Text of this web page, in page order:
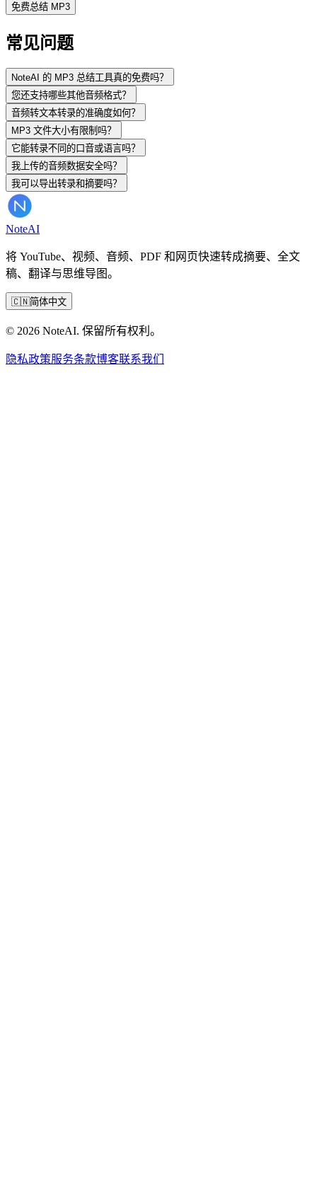
免费总结 MP3
常见问题
NoteAI 的 MP3 总结工具真的免费吗？
您还支持哪些其他音频格式？
音频转文本转录的准确度如何？
MP3 文件大小有限制吗？
它能转录不同的口音或语言吗？
我上传的音频数据安全吗？
我可以导出转录和摘要吗？
NoteAI
将 YouTube、视频、音频、PDF 和网页快速转成摘要、全文
稿、翻译与思维导图。
🇨🇳简体中文
© 2026 NoteAI. 保留所有权利。
隐私政策服务条款博客联系我们